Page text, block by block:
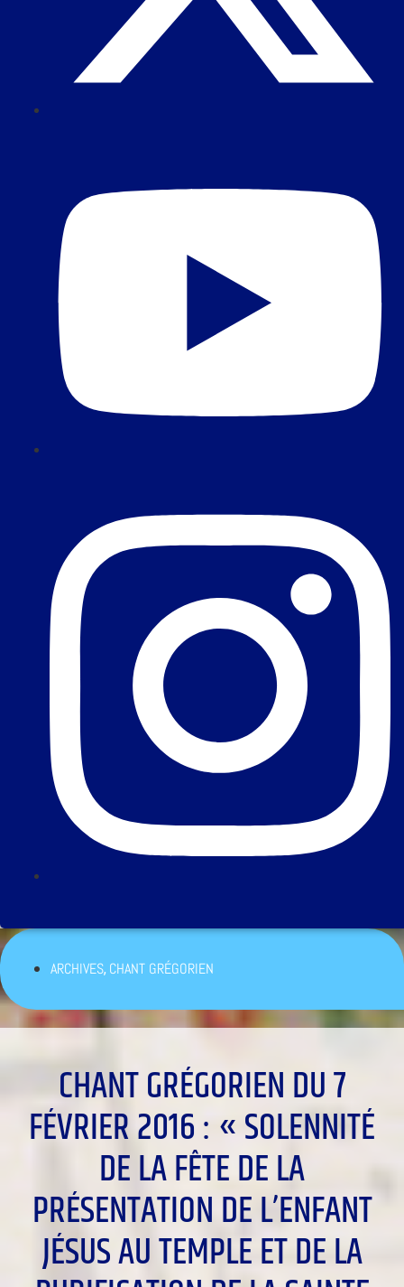
ARCHIVES,CHANT GRÉGORIEN
CHANT GRÉGORIEN DU 7
FÉVRIER 2016 : « SOLENNITÉ
DE LA FÊTE DE LA
PRÉSENTATION DE L’ENFANT
JÉSUS AU TEMPLE ET DE LA